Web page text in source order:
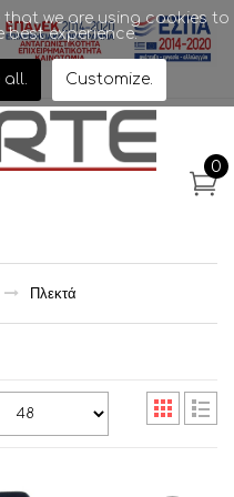
0
Πλεκτά
that we are using cookies to
best experience.
all. Customize.